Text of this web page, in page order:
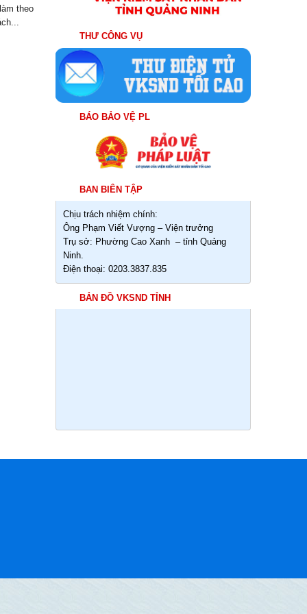
theo
THƯ CÔNG VỤ
BÁO BẢO VỆ PL
BAN BIÊN TẬP
Chịu trách nhiệm chính:
Ông Phạm Viết Vượng – Viện trưởng
Trụ sở: Phường Cao Xanh – tỉnh Quảng
Ninh.
Điện thoại: 0203.3837.835
BẢN ĐỒ VKSND TỈNH